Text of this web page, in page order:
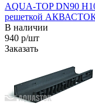
AQUA-TOP DN90
решеткой
В наличии
940 р/шт
Заказать